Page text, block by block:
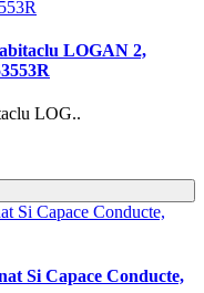
LOGAN 2,
LOG..
Si Capace Conducte,